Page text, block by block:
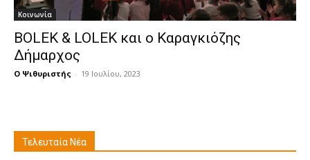
Κοινωνία
BOLEK & LOLEK και ο Καραγκιόζης
Δήμαρχος
Ο Ψιθυριστής - 19 Ιουλίου, 2023
Τελευταία Νέα